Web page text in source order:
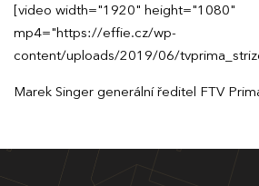
[video width="1920" height="1080"
mp4="https://effie.cz/wp-
content/uploads/2019/06/
Marek Singer generální ředitel FTV